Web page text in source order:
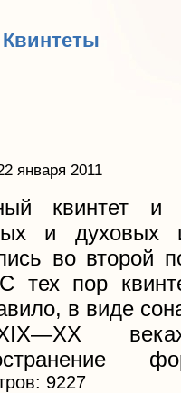
Квинтеты
января 2011
квинтет и
и духовых
во второй
тех пор
в виде
9227